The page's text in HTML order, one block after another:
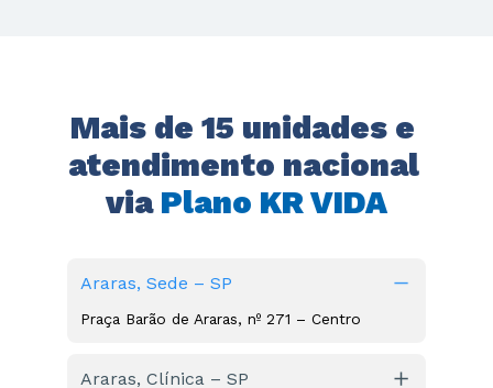
Mais de 15 unidades e
atendimento nacional
via Plano KR VIDA
Araras, Sede – SP
Praça Barão de Araras, nº 271 – Centro
Araras, Clínica – SP